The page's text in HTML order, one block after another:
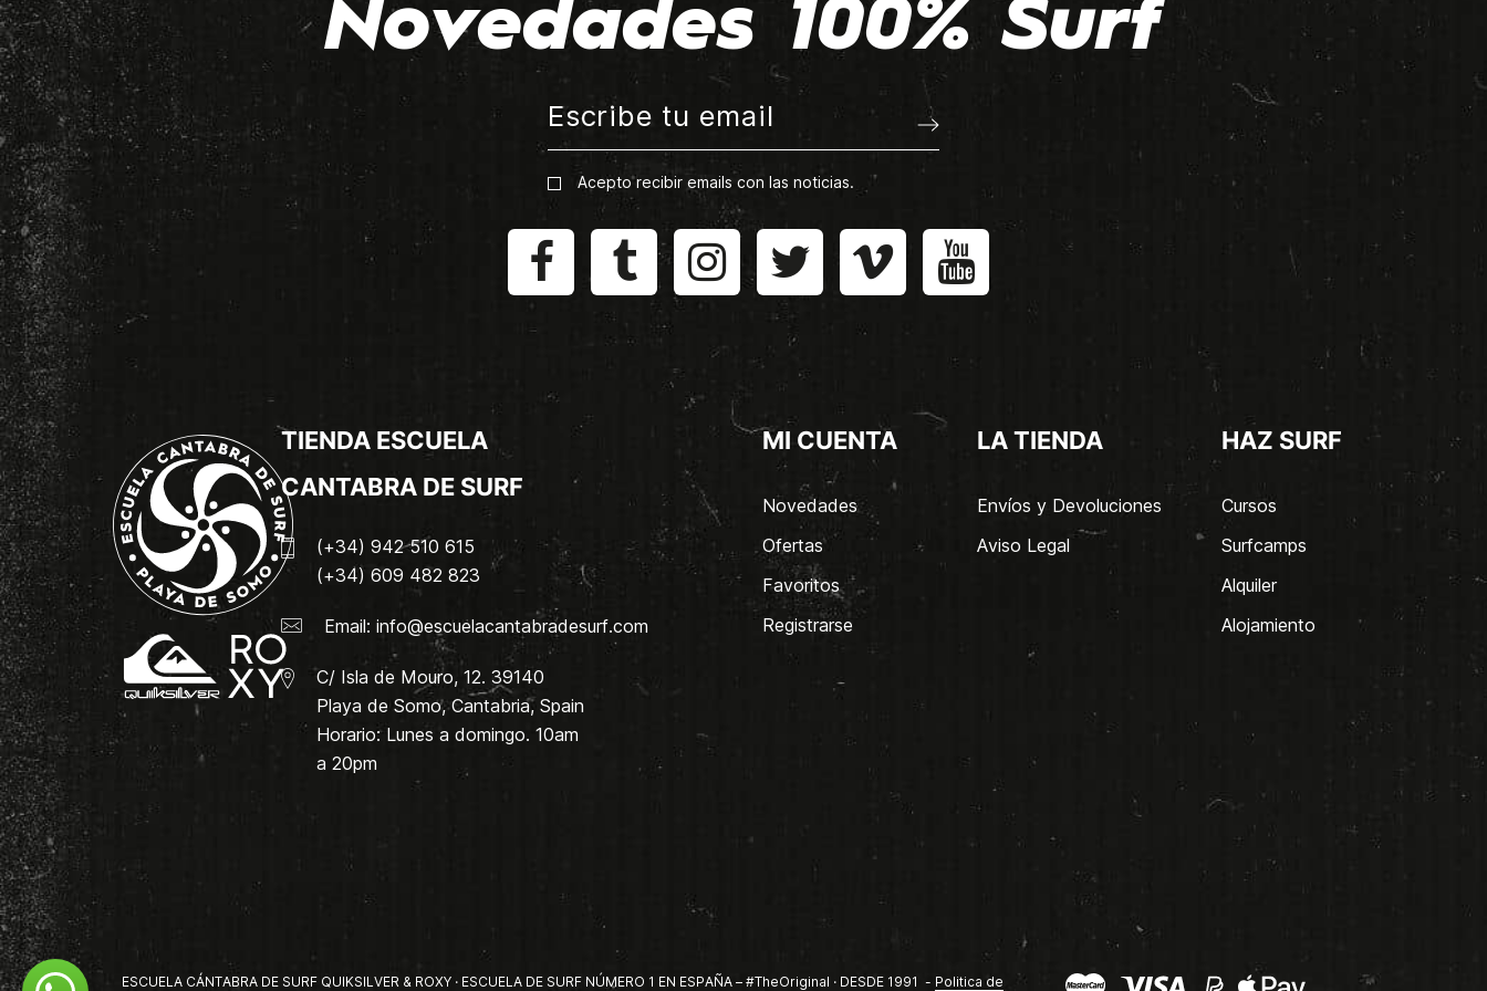
Novedades 100% Surf
Acepto recibir emails con las noticias.
TIENDA ESCUELA
CANTABRA DE SURF
(+34) 942 510 615
(+34) 609 482 823
Email: info@escuelacantabradesurf.com
C/ Isla de Mouro, 12. 39140
Playa de Somo, Cantabria, Spain
Horario: Lunes a domingo. 10am
a 20pm
MI CUENTA
Novedades
Ofertas
Favoritos
Registrarse
LA TIENDA
Envíos y Devoluciones
Aviso Legal
HAZ SURF
Cursos
Surfcamps
Alquiler
Alojamiento
ESCUELA CÁNTABRA DE SURF QUIKSILVER & ROXY · ESCUELA DE SURF NÚMERO 1 EN ESPAÑA – #TheOriginal · DESDE 1991 - Politica de